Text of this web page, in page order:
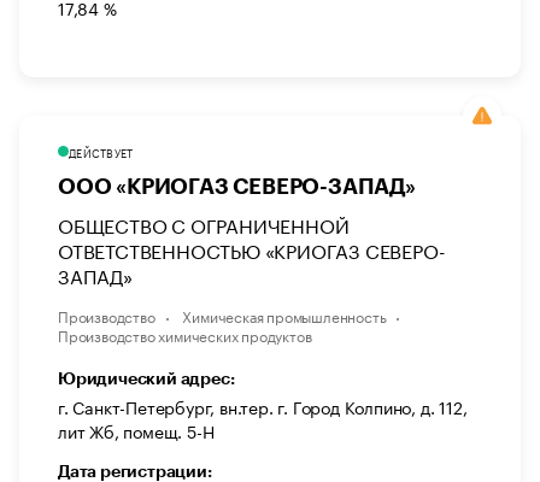
17,84 %
ДЕЙСТВУЕТ
ООО «КРИОГАЗ СЕВЕРО-ЗАПАД»
ОБЩЕСТВО С ОГРАНИЧЕННОЙ
ОТВЕТСТВЕННОСТЬЮ «КРИОГАЗ СЕВЕРО-
ЗАПАД»
Производство
Химическая промышленность
Производство химических продуктов
Юридический адрес:
г. Санкт-Петербург, вн.тер. г. Город Колпино, д. 112,
лит Жб, помещ. 5-Н
Дата регистрации: